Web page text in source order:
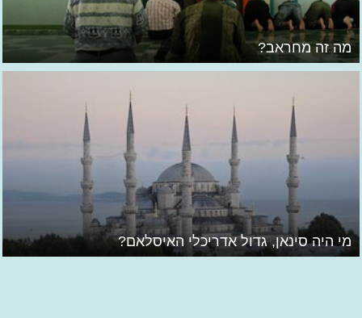
מה זה מחראב?
מי היה סינאן, גדול אדריכלי האיסלאם?